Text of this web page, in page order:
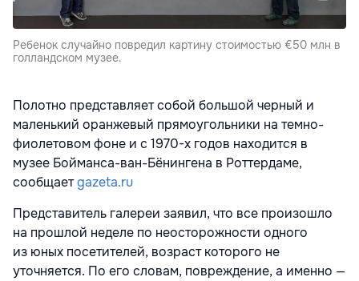
Ребенок случайно повредил картину стоимостью €50 млн в
голландском музее.
Полотно представляет собой большой черный и
маленький оранжевый прямоугольники на темно-
фиолетовом фоне и с 1970-х годов находится в
музее Бойманса-ван-Бёнингена в Роттердаме,
сообщаетgazeta.ru
Представитель галереи заявил, что все произошло
на прошлой неделе по неосторожности одного
из юных посетителей, возраст которого не
уточняется. По его словам, повреждение, а именно —